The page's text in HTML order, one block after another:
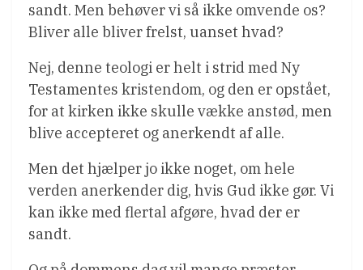
sandt. Men behøver vi så ikke omvende os?
Bliver alle bliver frelst, uanset hvad?
Nej, denne teologi er helt i strid med Ny
Testamentes kristendom, og den er opstået,
for at kirken ikke skulle vække anstød, men
blive accepteret og anerkendt af alle.
Men det hjælper jo ikke noget, om hele
verden anerkender dig, hvis Gud ikke gør. Vi
kan ikke med flertal afgøre, hvad der er
sandt.